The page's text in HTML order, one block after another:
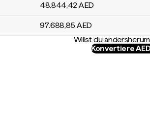
48.844,42AED
97.688,85 AED
Willst du
Konvertiere